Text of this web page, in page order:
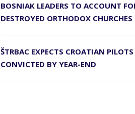
BOSNIAK LEADERS TO ACCOUNT
DESTROYED ORTHODOX CHURCHES
ŠTRBAC EXPECTS CROATIAN
CONVICTED BY YEAR-END